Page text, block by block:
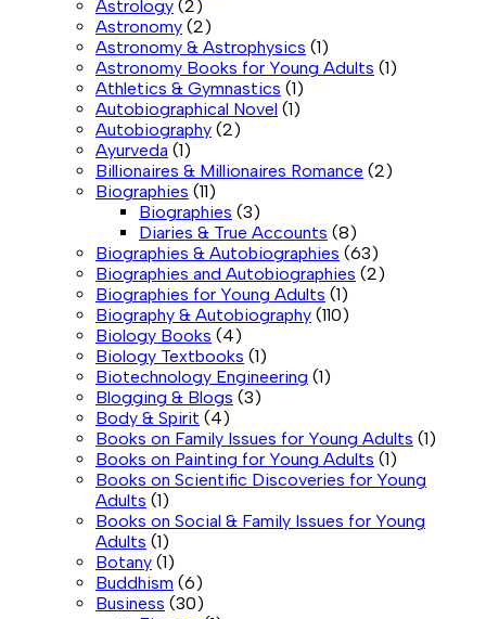
Astrology (2)
Astronomy (2)
Astronomy & Astrophysics (1)
Astronomy Books for Young Adults (1)
Athletics & Gymnastics (1)
Autobiographical Novel (1)
Autobiography (2)
Ayurveda (1)
Billionaires & Millionaires Romance (2)
Biographies (11)
Biographies (3)
Diaries & True Accounts (8)
Biographies & Autobiographies (63)
Biographies and Autobiographies (2)
Biographies for Young Adults (1)
Biography & Autobiography (110)
Biology Books (4)
Biology Textbooks (1)
Biotechnology Engineering (1)
Blogging & Blogs (3)
Body & Spirit (4)
Books on Family Issues for Young Adults (1)
Books on Painting for Young Adults (1)
Books on Scientific Discoveries for Young
Adults (1)
Books on Social & Family Issues for Young
Adults (1)
Botany (1)
Buddhism (6)
Business (30)